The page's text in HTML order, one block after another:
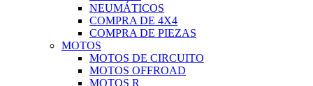
NEUMÁTICOS
COMPRA DE 4X4
COMPRA DE PIEZAS
MOTOS
MOTOS DE CIRCUITO
MOTOS OFFROAD
MOTOS R